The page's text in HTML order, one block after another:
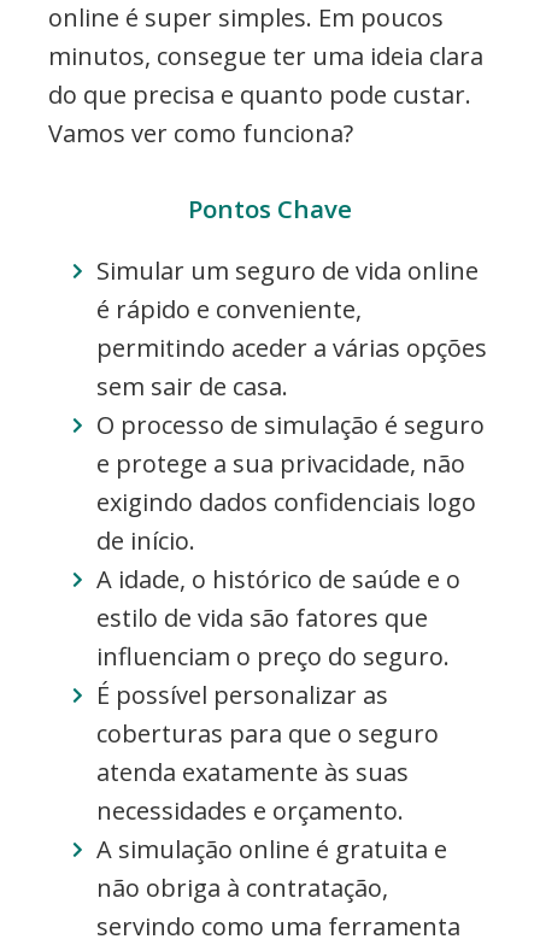
online é super simples. Em poucos
minutos, consegue ter uma ideia clara
do que precisa e quanto pode custar.
Vamos ver como funciona?
Pontos Chave
Simular um seguro de vida online
é rápido e conveniente,
permitindo aceder a várias opções
sem sair de casa.
O processo de simulação é seguro
e protege a sua privacidade, não
exigindo dados confidenciais logo
de início.
A idade, o histórico de saúde e o
estilo de vida são fatores que
influenciam o preço do seguro.
É possível personalizar as
coberturas para que o seguro
atenda exatamente às suas
necessidades e orçamento.
A simulação online é gratuita e
não obriga à contratação,
servindo como uma ferramenta